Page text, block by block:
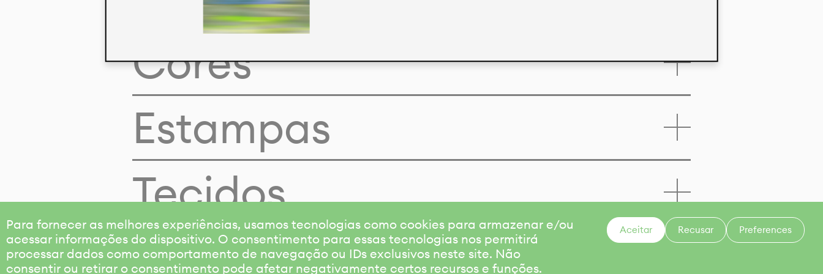
Para fornecer as melhores experiências, usamos tecnologias como cookies para armazenar e/ou
acessar informações do dispositivo. O consentimento para essas tecnologias nos permitirá
processar dados como comportamento de navegação ou IDs exclusivos neste site. Não
consentir ou retirar o consentimento pode afetar negativamente certos recursos e funções.
Aceitar Recusar Preferences
Cores
Estampas
Tecidos